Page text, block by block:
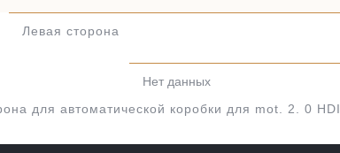
Левая сторона
Нет данных
для автоматической коробки для mot. 2. 0 HDI